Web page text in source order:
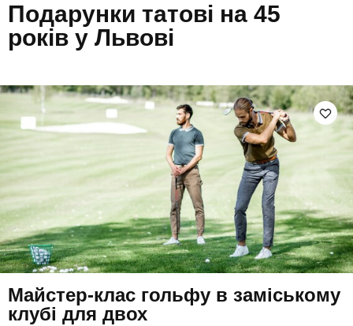
Подарунки татові на 45
років у Львові
Майстер-клас гольфу в заміському
клубі для двох